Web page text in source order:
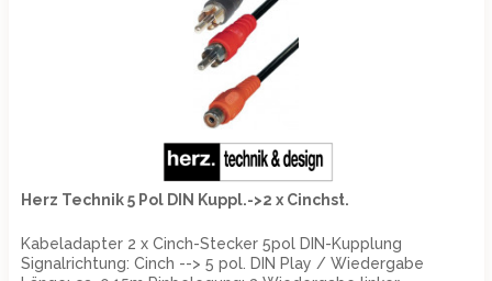
Herz Technik 5 Pol DIN Kuppl.->2 x Cinchst.
Kabeladapter 2 x Cinch-Stecker 5pol DIN-Kupplung
Signalrichtung: Cinch --> 5 pol. DIN Play / Wiedergabe